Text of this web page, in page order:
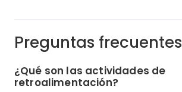
Preguntas frecuentes
¿Qué son las actividades de
retroalimentación?